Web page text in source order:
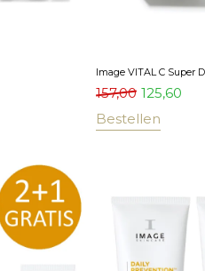
Image VITAL C Super
157,00 125,60
Bestellen